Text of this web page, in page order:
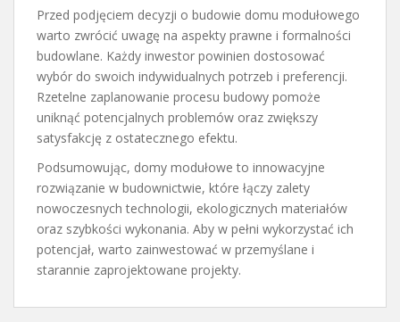
Przed podjęciem decyzji o budowie domu modułowego
warto zwrócić uwagę na aspekty prawne i formalności
budowlane. Każdy inwestor powinien dostosować
wybór do swoich indywidualnych potrzeb i preferencji.
Rzetelne zaplanowanie procesu budowy pomoże
uniknąć potencjalnych problemów oraz zwiększy
satysfakcję z ostatecznego efektu.
Podsumowując, domy modułowe to innowacyjne
rozwiązanie w budownictwie, które łączy zalety
nowoczesnych technologii, ekologicznych materiałów
oraz szybkości wykonania. Aby w pełni wykorzystać ich
potencjał, warto zainwestować w przemyślane i
starannie zaprojektowane projekty.